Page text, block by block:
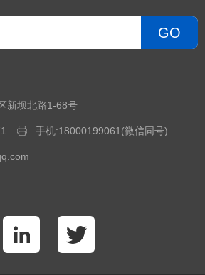
GO
新坝北路1-68号
手机:18000199061(微信同号)